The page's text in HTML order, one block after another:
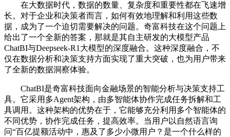
在大数据时代，数据的数量、复杂度和重要性都在飞速增
长。对于企业和决策者而言，如何有效地理解和利用这些数
据，成为了一个迫切需要解决的问题。奇富科技在这个问题上
给出了一个全新的答案，那就是其自主研发的大模型产品
ChatBI与Deepseek-R1大模型的深度融合。这种深度融合，不
仅在数据分析和决策支持方面实现了重大突破，也为用户带来
了全新的数据洞察体验。
ChatBI是奇富科技面向金融场景的智能分析与决策支持工
具。它采用多Agent架构，由多智能体协作完成任务拆解和工
具调用。这种架构的优势在于，它能够充分利用多个智能体的
不同优势，协作完成任务，提高效率。当用户以自然语言询
问“百亿提额活动中，惠及了多少小微用户？是一个什么样的